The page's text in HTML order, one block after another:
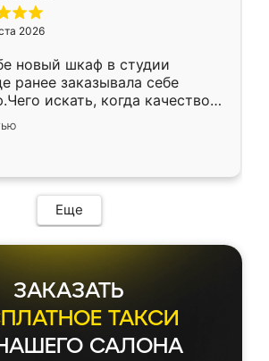
2026
новый шкаф в студии
ранее заказывала себе
искать, когда качеством
Служит кухня уже почти
нет.
Еще
ЗАКАЗАТЬ
ТАКСИ
САЛОНА